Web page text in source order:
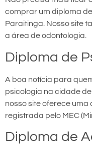
comprar um diploma
Paraitinga. Nosso site
a área de odontologia.
Diploma de
A boa notícia para
psicologia na cidade
nosso site oferece uma
registrada pelo MEC
Diploma de